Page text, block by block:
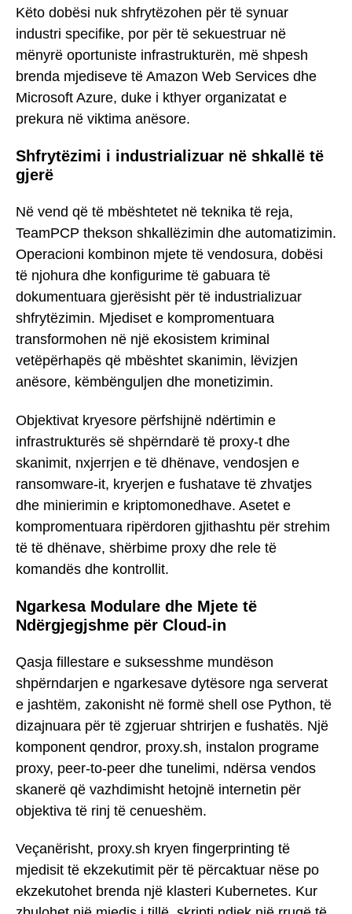
Këto dobësi nuk shfrytëzohen për të synuar
industri specifike, por për të sekuestruar në
mënyrë oportuniste infrastrukturën, më shpesh
brenda mjediseve të Amazon Web Services dhe
Microsoft Azure, duke i kthyer organizatat e
prekura në viktima anësore.
Shfrytëzimi i industrializuar në shkallë të
gjerë
Në vend që të mbështetet në teknika të reja,
TeamPCP thekson shkallëzimin dhe automatizimin.
Operacioni kombinon mjete të vendosura, dobësi
të njohura dhe konfigurime të gabuara të
dokumentuara gjerësisht për të industrializuar
shfrytëzimin. Mjediset e kompromentuara
transformohen në një ekosistem kriminal
vetëpërhapës që mbështet skanimin, lëvizjen
anësore, këmbënguljen dhe monetizimin.
Objektivat kryesore përfshijnë ndërtimin e
infrastrukturës së shpërndarë të proxy-t dhe
skanimit, nxjerrjen e të dhënave, vendosjen e
ransomware-it, kryerjen e fushatave të zhvatjes
dhe minierimin e kriptomonedhave. Asetet e
kompromentuara ripërdoren gjithashtu për strehim
të të dhënave, shërbime proxy dhe rele të
komandës dhe kontrollit.
Ngarkesa Modulare dhe Mjete të
Ndërgjegjshme për Cloud-in
Qasja fillestare e suksesshme mundëson
shpërndarjen e ngarkesave dytësore nga serverat
e jashtëm, zakonisht në formë shell ose Python, të
dizajnuara për të zgjeruar shtrirjen e fushatës. Një
komponent qendror, proxy.sh, instalon programe
proxy, peer-to-peer dhe tunelimi, ndërsa vendos
skanerë që vazhdimisht hetojnë internetin për
objektiva të rinj të cenueshëm.
Veçanërisht, proxy.sh kryen fingerprinting të
mjedisit të ekzekutimit për të përcaktuar nëse po
ekzekutohet brenda një klasteri Kubernetes. Kur